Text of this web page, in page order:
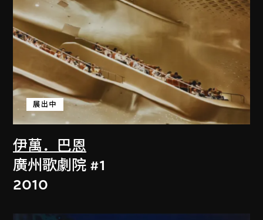
伊萬．巴恩
展出中
廣州歌劇院 #1
2010